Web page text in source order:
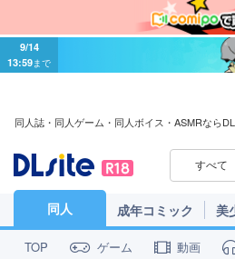
9/14
13:59まで
同人誌・同人ゲーム・同人ボイス・ASMRなら
すべて
同人 成年コミック 美
TOP ゲーム 動画